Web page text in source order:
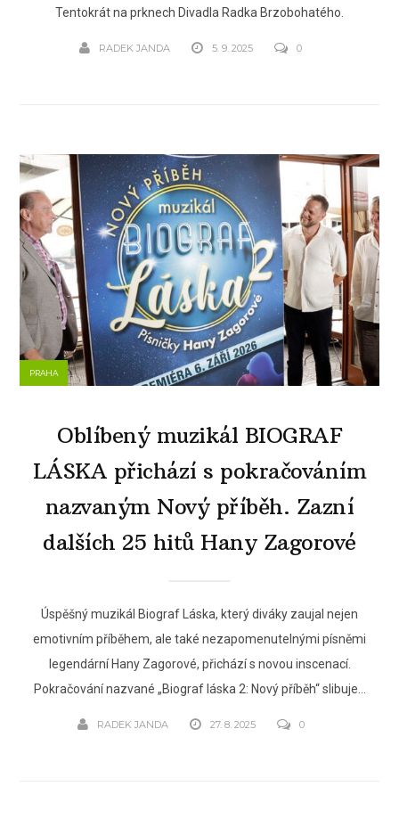
Tentokrát na prknech Divadla Radka Brzobohatého.
RADEK JANDA 5. 9. 2025 0
PRAHA
Oblíbený muzikál BIOGRAF
LÁSKA přichází s pokračováním
nazvaným Nový příběh. Zazní
dalších 25 hitů Hany Zagorové
Úspěšný muzikál Biograf Láska, který diváky zaujal nejen
emotivním příběhem, ale také nezapomenutelnými písněmi
legendární Hany Zagorové, přichází s novou inscenací.
Pokračování nazvané „Biograf láska 2: Nový příběh“ slibuje...
RADEK JANDA 27. 8. 2025 0